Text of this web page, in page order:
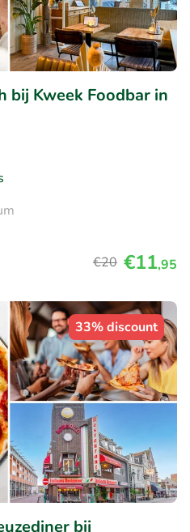
bij Kweek Foodbar in
€20 €11,95
33% discount
bij